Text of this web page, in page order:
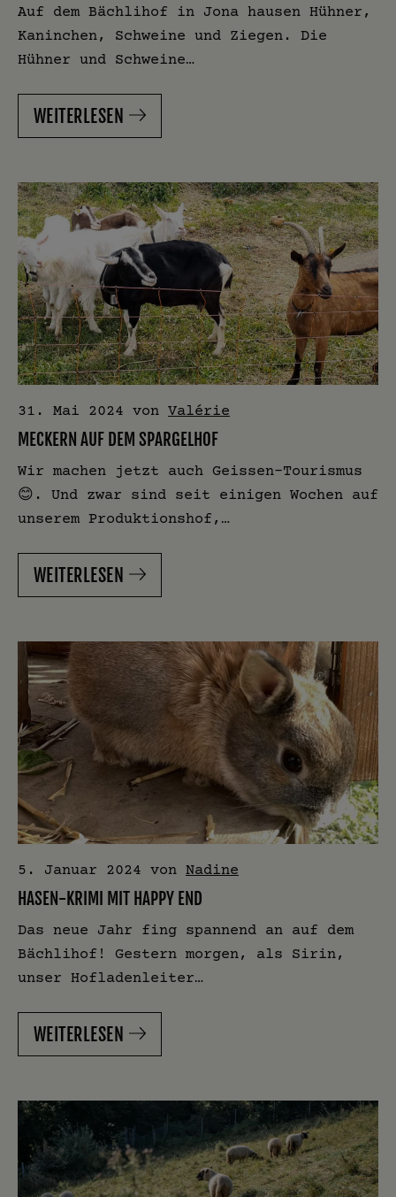
Auf dem Bächlihof in Jona hausen Hühner,
Kaninchen, Schweine und Ziegen. Die
Hühner und Schweine…
WEITERLESEN
31. Mai 2024 von Valérie
MECKERN AUF DEM SPARGELHOF
Wir machen jetzt auch Geissen-Tourismus
😊. Und zwar sind seit einigen Wochen auf
unserem Produktionshof,…
WEITERLESEN
5. Januar 2024 von Nadine
HASEN-KRIMI MIT HAPPY END
Das neue Jahr fing spannend an auf dem
Bächlihof! Gestern morgen, als Sirin,
unser Hofladenleiter…
WEITERLESEN